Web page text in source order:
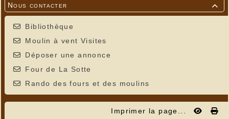

Nous contacter
Bibliothèque
Moulin à vent Visites
Déposer une annonce
Four de La Sotte
Rando des fours et des moulins
Imprimer la page...